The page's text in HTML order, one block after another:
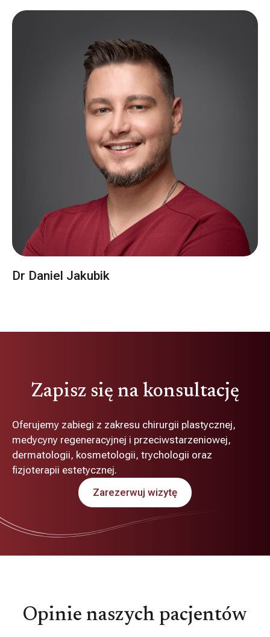
Dr Daniel Jakubik
Zapisz się na konsultację
Oferujemy zabiegi z zakresu chirurgii plastycznej,
medycyny regeneracyjnej i przeciwstarzeniowej,
dermatologii, kosmetologii, trychologii oraz
fizjoterapii estetycznej.
Zarezerwuj wizytę
Opinie naszych pacjentów